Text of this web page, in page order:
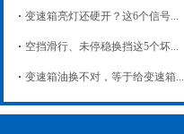
变速箱亮灯还硬开？这6个信号...
空挡滑行、未停稳换挡这5个坏...
变速箱油换不对，等于给变速箱...